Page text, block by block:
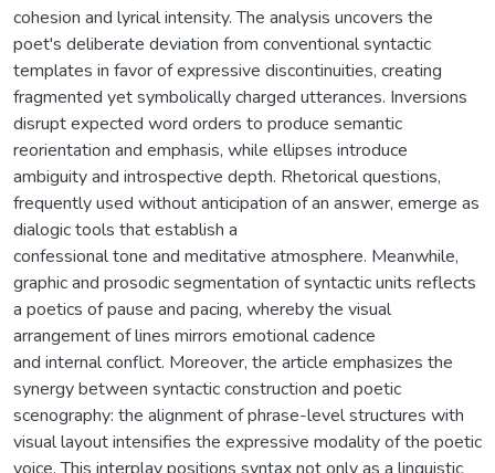
cohesion and lyrical intensity. The analysis uncovers the
poet's deliberate deviation from conventional syntactic
templates in favor of expressive discontinuities, creating
fragmented yet symbolically charged utterances. Inversions
disrupt expected word orders to produce semantic
reorientation and emphasis, while ellipses introduce
ambiguity and introspective depth. Rhetorical questions,
frequently used without anticipation of an answer, emerge as
dialogic tools that establish a
confessional tone and meditative atmosphere. Meanwhile,
graphic and prosodic segmentation of syntactic units reflects
a poetics of pause and pacing, whereby the visual
arrangement of lines mirrors emotional cadence
and internal conflict. Moreover, the article emphasizes the
synergy between syntactic construction and poetic
scenography: the alignment of phrase-level structures with
visual layout intensifies the expressive modality of the poetic